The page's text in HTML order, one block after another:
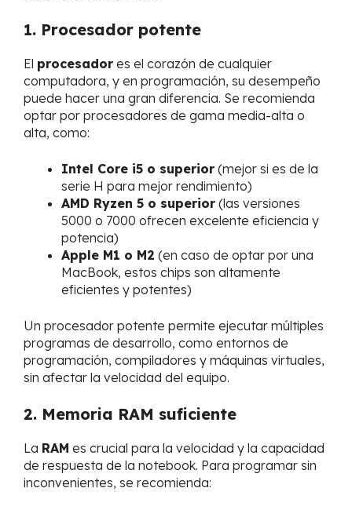
1. Procesador potente
El procesador es el corazón de cualquier
computadora, y en programación, su desempeño
puede hacer una gran diferencia. Se recomienda
optar por procesadores de gama media-alta o
alta, como:
Intel Core i5 o superior (mejor si es de la
serie H para mejor rendimiento)
AMD Ryzen 5 o superior (las versiones
5000 o 7000 ofrecen excelente eficiencia y
potencia)
Apple M1 o M2 (en caso de optar por una
MacBook, estos chips son altamente
eficientes y potentes)
Un procesador potente permite ejecutar múltiples
programas de desarrollo, como entornos de
programación, compiladores y máquinas virtuales,
sin afectar la velocidad del equipo.
2. Memoria RAM suficiente
La RAM es crucial para la velocidad y la capacidad
de respuesta de la notebook. Para programar sin
inconvenientes, se recomienda: